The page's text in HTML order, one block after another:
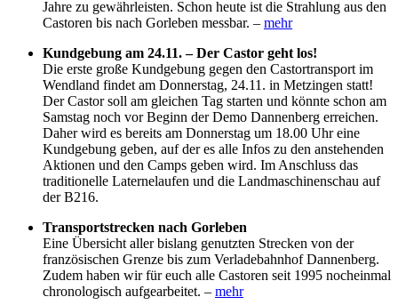
Jahre zu gewährleisten. Schon heute ist die Strahlung aus den
Castoren bis nach Gorleben messbar. – mehr
Kundgebung am 24.11. – Der Castor geht los!
Die erste große Kundgebung gegen den Castortransport im
Wendland findet am Donnerstag, 24.11. in Metzingen statt!
Der Castor soll am gleichen Tag starten und könnte schon am
Samstag noch vor Beginn der Demo Dannenberg erreichen.
Daher wird es bereits am Donnerstag um 18.00 Uhr eine
Kundgebung geben, auf der es alle Infos zu den anstehenden
Aktionen und den Camps geben wird. Im Anschluss das
traditionelle Laternelaufen und die Landmaschinenschau auf
der B216.
Transportstrecken nach Gorleben
Eine Übersicht aller bislang genutzten Strecken von der
französischen Grenze bis zum Verladebahnhof Dannenberg.
Zudem haben wir für euch alle Castoren seit 1995 nocheinmal
chronologisch aufgearbeitet. – mehr